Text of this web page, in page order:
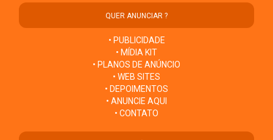
QUER ANUNCIAR ?
• PUBLICIDADE
• MÍDIA KIT
• PLANOS DE ANÚNCIO
• WEB SITES
• DEPOIMENTOS
• ANUNCIE AQUI
• CONTATO